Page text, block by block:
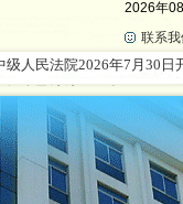
2026年
联系我